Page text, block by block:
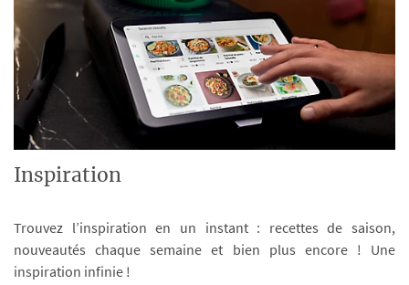
Inspiration
Trouvez l’inspiration en un instant : recettes de saison,
nouveautés chaque semaine et bien plus encore ! Une
inspiration infinie !